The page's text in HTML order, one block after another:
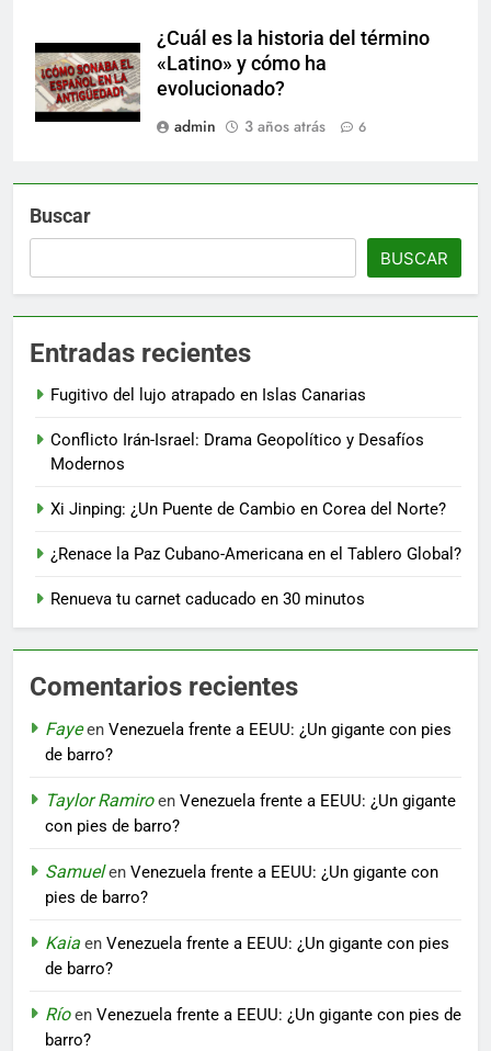
¿Cuál es la historia del término
«Latino» y cómo ha
evolucionado?
admin
3 años atrás 6
Buscar
BUSCAR
Entradas recientes
Fugitivo del lujo atrapado en Islas Canarias
Conflicto Irán-Israel: Drama Geopolítico y Desafíos
Modernos
Xi Jinping: ¿Un Puente de Cambio en Corea del Norte?
¿Renace la Paz Cubano-Americana en el Tablero Global?
Renueva tu carnet caducado en 30 minutos
Comentarios recientes
Fayeen Venezuela frente a EEUU: ¿Un gigante con pies
de barro?
Taylor Ramiroen Venezuela frente a EEUU: ¿Un gigante
con pies de barro?
Samuelen Venezuela frente a EEUU: ¿Un gigante con
pies de barro?
Kaia en Venezuela frente a EEUU: ¿Un gigante con pies
de barro?
Ríoen Venezuela frente a EEUU: ¿Un gigante con pies de
barro?